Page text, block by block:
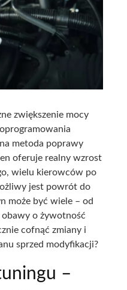
zwiększenie mocy
metoda poprawy
oferuje realny wzrost
wielu kierowców po
jest powrót do
może być wiele – od
obawy o żywotność
cofnąć zmiany i
sprzed modyfikacji?
–